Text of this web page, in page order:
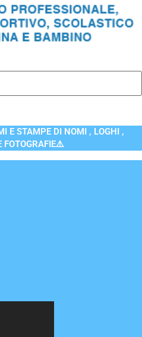
E STAMPE DI NOMI , LOGHI ,
FOTOGRAFIE⚠️